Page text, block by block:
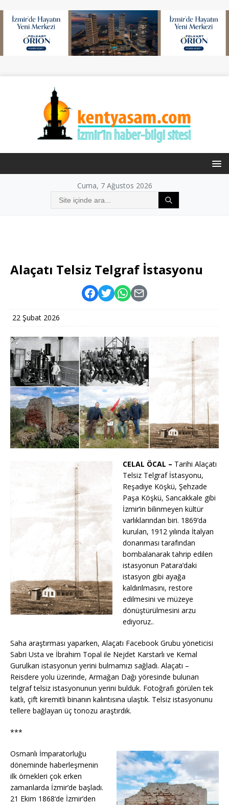
Cuma, 7 Ağustos 2026
Alaçatı Telsiz Telgraf İstasyonu
22 Şubat 2026
CELAL ÖCAL – Tarihi Alaçatı
Telsiz Telgraf İstasyonu,
Reşadiye Köşkü, Şehzade
Paşa Köşkü, Sancakkale gibi
İzmir’in bilinmeyen kültür
varlıklarından biri. 1869’da
kurulan, 1912 yılında İtalyan
donanması tarafından
bombalanarak tahrip edilen
istasyonun Patara’daki
istasyon gibi ayağa
kaldırılmasını, restore
edilmesini ve müzeye
dönüştürülmesini arzu
ediyoruz..
Saha araştırması yaparken, Alaçatı Facebook Grubu yöneticisi
Sabri Usta ve İbrahim Topal ile Nejdet Karstarlı ve Kemal
Gurulkan istasyonun yerini bulmamızı sağladı. Alaçatı –
Reisdere yolu üzerinde, Armağan Dağı yöresinde bulunan
telgraf telsiz istasyonunun yerini bulduk. Fotoğrafı görülen tek
katlı, çift kiremitli binanın kalıntısına ulaştık. Telsiz istasyonunu
tellere bağlayan üç tonozu araştırdık.
***
Osmanlı İmparatorluğu
döneminde haberleşmenin
ilk örnekleri çok erken
zamanlarda İzmir’de başladı.
21 Ekim 1868‘de İzmir’den